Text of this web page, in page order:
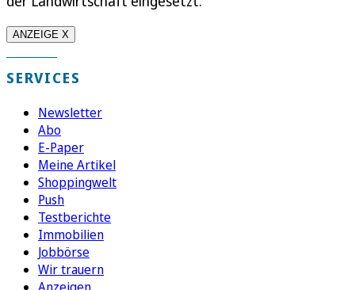
ANZEIGE X
SERVICES
Newsletter
Abo
E-Paper
Meine Artikel
Shoppingwelt
Push
Testberichte
Immobilien
Jobbörse
Wir trauern